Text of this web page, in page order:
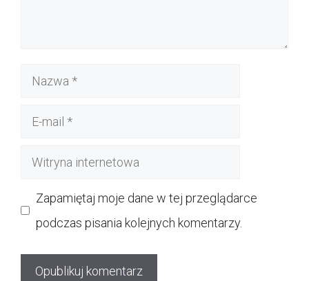
Nazwa
Witryna
Zapamiętaj moje dane w tej przeglądarce
podczas pisania kolejnych komentarzy.